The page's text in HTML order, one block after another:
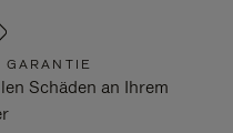
GARANTIE
Schäden an Ihrem